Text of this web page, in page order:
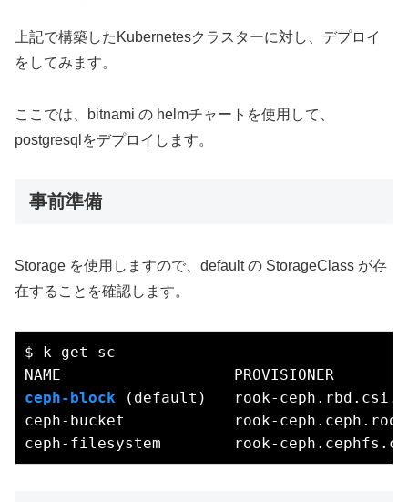
上記で構築したKubernetesクラスターに対し、デプロイ
をしてみます。
ここでは、bitnami の helmチャートを使用して、
postgresqlをデプロイします。
事前準備
Storage を使用しますので、default の StorageClass が存
在することを確認します。
$ k get sc
ceph-block (default)   rook-
ceph-bucket            rook-